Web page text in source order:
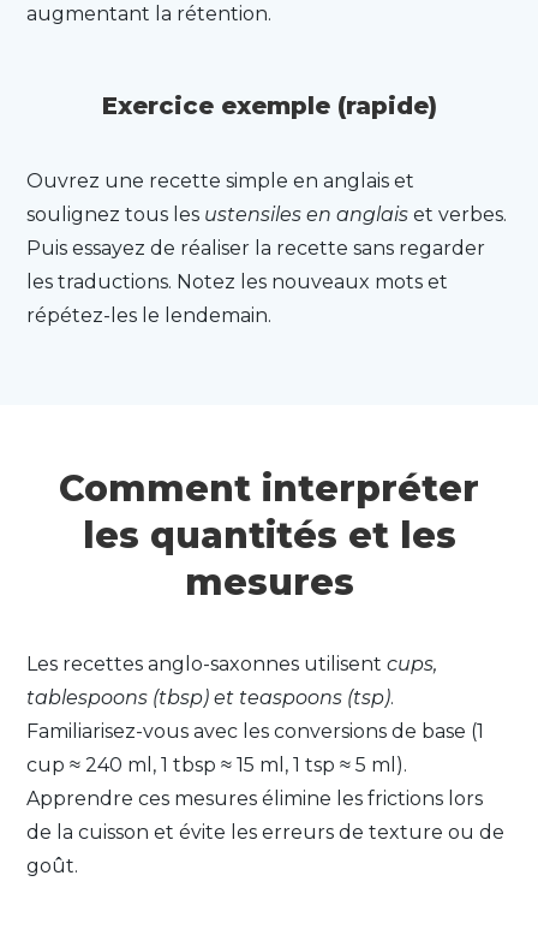
augmentant la rétention.
Exercice exemple (rapide)
Ouvrez une recette simple en anglais et
soulignez tous les ustensiles en anglais et verbes.
Puis essayez de réaliser la recette sans regarder
les traductions. Notez les nouveaux mots et
répétez-les le lendemain.
Comment interpréter
les quantités et les
mesures
Les recettes anglo-saxonnes utilisentcups,
tablespoons (tbsp) et teaspoons (tsp).
Familiarisez-vous avec les conversions de base (1
cup ≈ 240 ml, 1 tbsp ≈ 15 ml, 1 tsp ≈ 5 ml).
Apprendre ces mesures élimine les frictions lors
de la cuisson et évite les erreurs de texture ou de
goût.